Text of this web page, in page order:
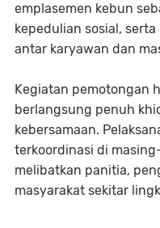
emplasemen kebun
kepedulian sosial,
antar karyawan dan
Kegiatan pemotongan
berlangsung penuh
kebersamaan.
terkoordinasi di
melibatkan panitia,
masyarakat sekitar